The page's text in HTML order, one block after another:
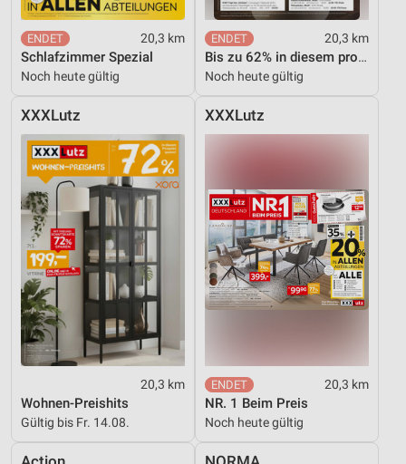
20,3 km
Schlafzimmer Spezial
Noch heute gültig
20,3 km
Bis zu 62% in diesem prospekt
Noch heute gültig
XXXLutz
20,3 km
Wohnen-Preishits
Gültig bis Fr. 14.08.
XXXLutz
20,3 km
NR. 1 Beim Preis
Noch heute gültig